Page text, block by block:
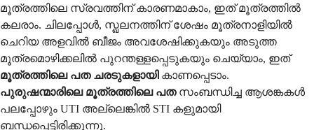
മൂത്രത്തിലെ സ്രവത്തിന് കാരണമാകാം, ഇത് മൂത്രത്തിൽ
കലരാം. ചിലപ്പോൾ, സ്ഖലനത്തിന് ശേഷം മൂത്രനാളിയിൽ
ചെറിയ അളവിൽ ബീജം അവശേഷിക്കുകയും അടുത്ത
മൂത്രമൊഴിക്കലിൽ പുറന്തള്ളപ്പെടുകയും ചെയ്യാം, ഇത്
മൂത്രത്തിലെ പത ചരടുകളായി കാണപ്പെടാം.
പുരുഷന്മാരിലെ മൂത്രത്തിലെ പതസംബന്ധിച്ച ആശങ്കകൾ
പലപ്പോഴും UTI അല്ലെങ്കിൽ STI കളുമായി
ബന്ധപ്പെട്ടിരിക്കുന്നു.